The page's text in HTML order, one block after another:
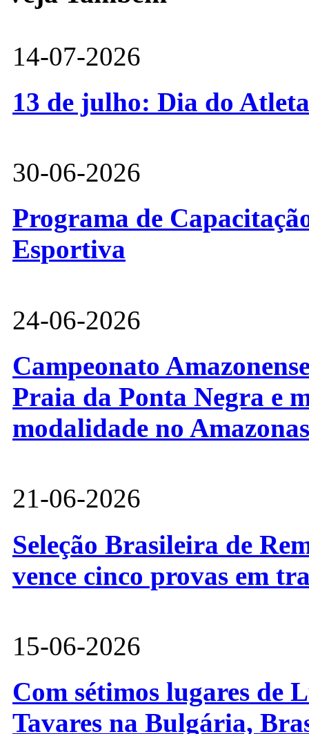
14-07-2026
13 de julho: Dia do
30-06-2026
Programa de
Esportiva
24-06-2026
Campeonato
Praia da Ponta Negra e
modalidade no Amazonas
21-06-2026
Seleção Brasileira de
vence cinco provas em
15-06-2026
Com sétimos lugares de
Tavares na Bulgária,